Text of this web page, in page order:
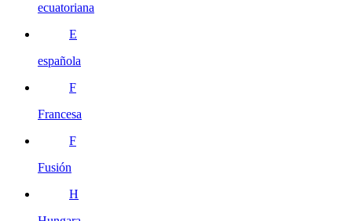
ecuatoriana
E
española
F
Francesa
F
Fusión
H